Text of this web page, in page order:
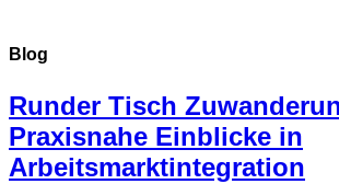
Blog
Runder Tisch
Praxisnahe Einblicke in
Arbeitsmarktintegration